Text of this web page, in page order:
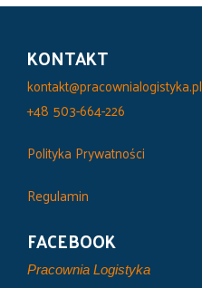
KONTAKT
kontakt@pracownialogistyka.pl
+48 503-664-226
Polityka Prywatności
Regulamin
FACEBOOK
Pracownia Logistyka